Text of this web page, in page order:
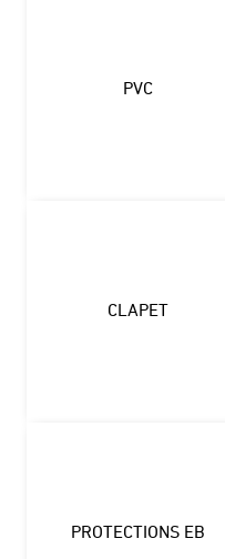
PVC
CLAPET
PROTECTIONS EB